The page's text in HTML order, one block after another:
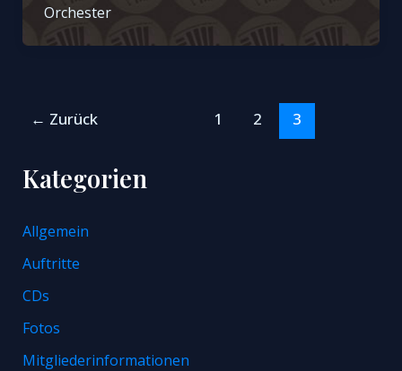
Orchester
Seitennummerierung
← Zurück 1 2 3
Kategorien
Allgemein
Auftritte
CDs
Fotos
Mitgliederinformationen